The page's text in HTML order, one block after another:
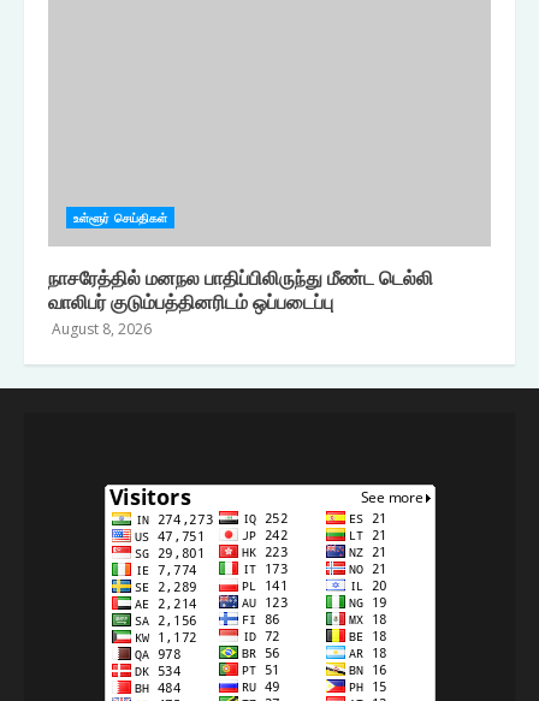
உள்ளூர் செய்திகள்
நாசரேத்தில் மனநல பாதிப்பிலிருந்து மீண்ட டெல்லி
வாலிபர் குடும்பத்தினரிடம் ஒப்படைப்பு
August 8, 2026